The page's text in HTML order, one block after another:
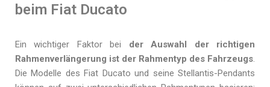
beim Fiat Ducato
Ein wichtiger Faktor bei der Auswahl der richtigen
Rahmenverlängerung ist der Rahmentyp des Fahrzeugs.
Die Modelle des Fiat Ducato und seine Stellantis-Pendants